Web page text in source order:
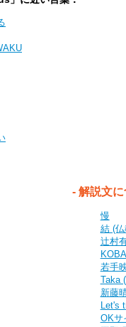
‐ 解説文
慢
結 (仏
辻村
若手
Taka
新藤
Let's
OKサ